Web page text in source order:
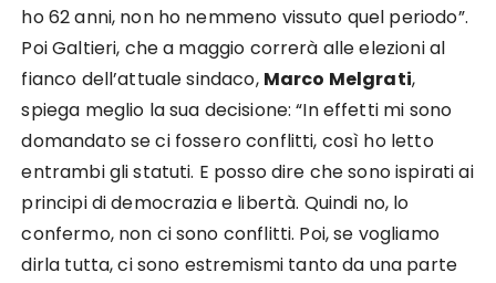
ho 62 anni, non ho nemmeno vissuto quel periodo”.
Poi Galtieri, che a maggio correrà alle elezioni al
fianco dell’attuale sindaco, Marco Melgrati,
spiega meglio la sua decisione: “In effetti mi sono
domandato se ci fossero conflitti, così ho letto
entrambi gli statuti. E posso dire che sono ispirati ai
principi di democrazia e libertà. Quindi no, lo
confermo, non ci sono conflitti. Poi, se vogliamo
dirla tutta, ci sono estremismi tanto da una parte